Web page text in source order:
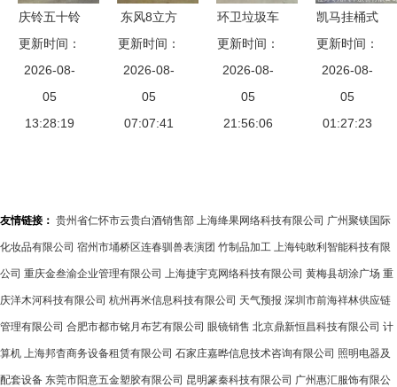
庆铃五十铃
6方压缩垃
圾车厂价直
销 专业品
质与高效服
更新时间：
2026-08-
05
13:28:19
东风8立方
轻型后推卸
车价格趋势
垃圾车市场
的焦点
更新时间：
2026-08-
05
07:07:41
环卫垃圾车
与油罐车
城市运维中
的“双面清
洁工”
更新时间：
2026-08-
05
21:56:06
凯马挂桶式
垃圾车 现
代城市环卫
的高效解决
方案
更新时间：
2026-08-
05
01:27:23
友情链接： 贵州省仁怀市云贵白酒销售部 上海绛果网络科技有限公司 广州聚镁国际
化妆品有限公司 宿州市埇桥区连春驯兽表演团 竹制品加工 上海钝敢利智能科技有限
公司 重庆金叁渝企业管理有限公司 上海捷宇克网络科技有限公司 黄梅县胡涂广场 重
庆洋木河科技有限公司 杭州再米信息科技有限公司 天气预报 深圳市前海祥林供应链
管理有限公司 合肥市都市铭月布艺有限公司 眼镜销售 北京鼎新恒昌科技有限公司 计
算机 上海邦杳商务设备租赁有限公司 石家庄嘉晔信息技术咨询有限公司 照明电器及
配套设备 东莞市阳意五金塑胶有限公司 昆明篆秦科技有限公司 广州惠汇服饰有限公